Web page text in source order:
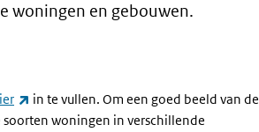
woningen en gebouwen.
(externe link)
in te vullen. Om een goed beeld van de
woningen in verschillende